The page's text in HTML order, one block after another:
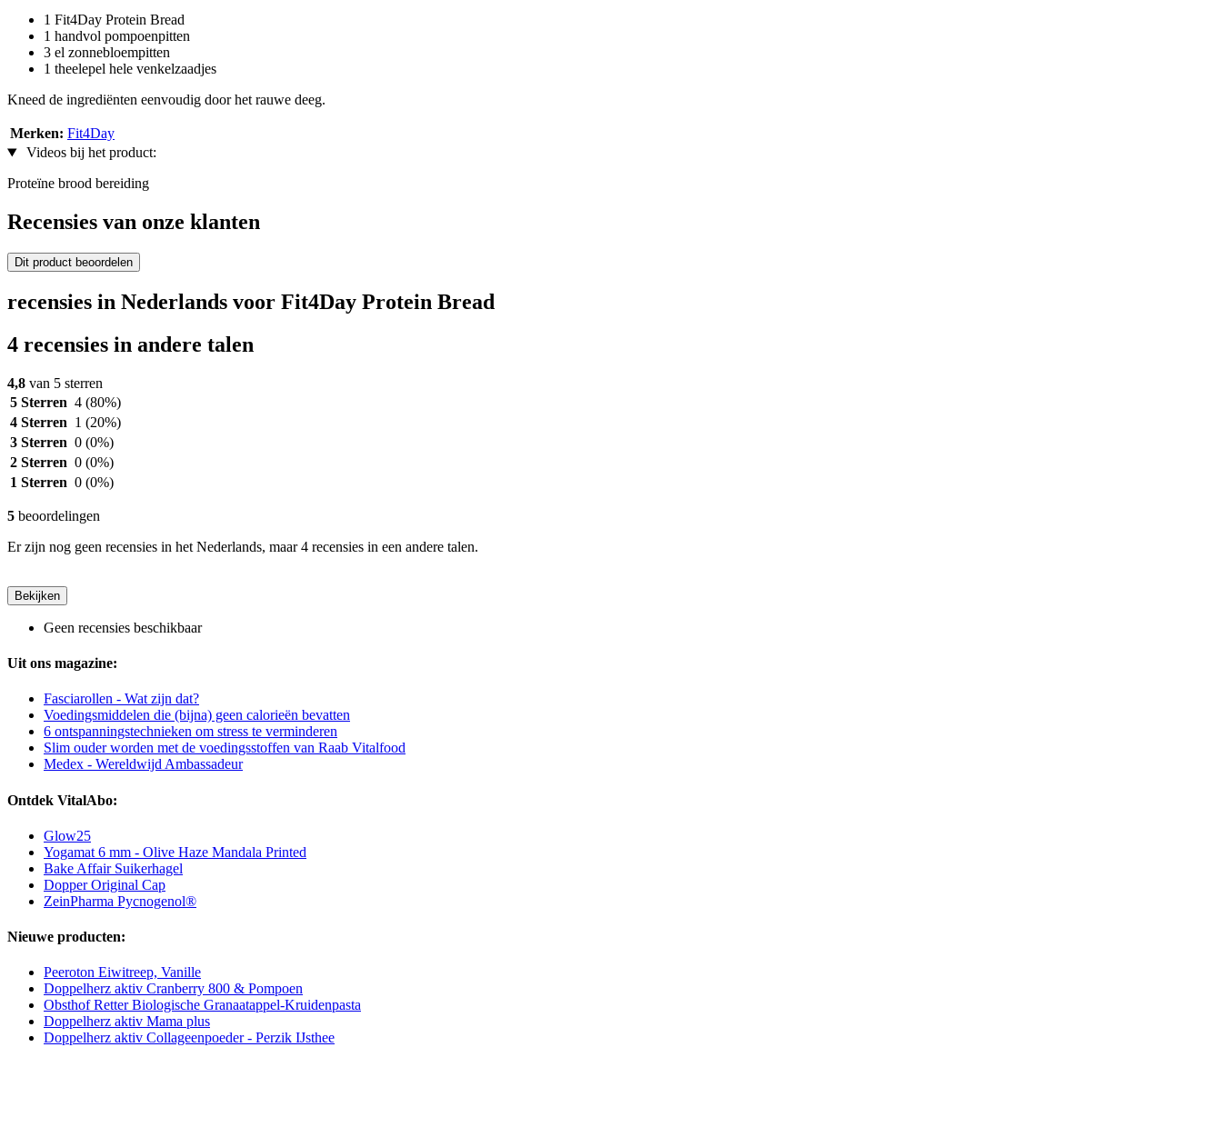
1 Fit4Day Protein Bread
1 handvol pompoenpitten
3 el zonnebloempitten
1 theelepel hele venkelzaadjes
Kneed de ingrediënten eenvoudig door het rauwe deeg.
Merken: Fit4Day
Videos bij het product:
Proteïne brood bereiding
Recensies van onze klanten
Dit product beoordelen
recensies in Nederlands voor Fit4Day Protein Bread
4 recensies in andere talen
4,8 van 5 sterren
5 Sterren 4 (80%)
4 Sterren 1 (20%)
3 Sterren 0 (0%)
2 Sterren 0 (0%)
1 Sterren 0 (0%)
5 beoordelingen
Er zijn nog geen recensies in het Nederlands, maar 4 recensies in een andere talen.
Bekijken
Geen recensies beschikbaar
Uit ons magazine:
Fasciarollen - Wat zijn dat?
Voedingsmiddelen die (bijna) geen calorieën bevatten
6 ontspanningstechnieken om stress te verminderen
Slim ouder worden met de voedingsstoffen van Raab Vitalfood
Medex - Wereldwijd Ambassadeur
Ontdek VitalAbo:
Glow25
Yogamat 6 mm - Olive Haze Mandala Printed
Bake Affair Suikerhagel
Dopper Original Cap
ZeinPharma Pycnogenol®
Nieuwe producten:
Peeroton Eiwitreep, Vanille
Doppelherz aktiv Cranberry 800 & Pompoen
Obsthof Retter Biologische Granaatappel-Kruidenpasta
Doppelherz aktiv Mama plus
Doppelherz aktiv Collageenpoeder - Perzik IJsthee